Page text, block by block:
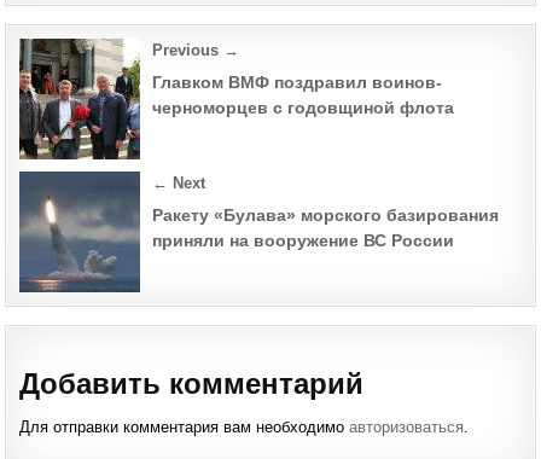
Post
navigation
Previous →
Главком ВМФ поздравил воинов-
черноморцев с годовщиной флота
← Next
Ракету «Булава» морского базирования
приняли на вооружение ВС России
Добавить комментарий
Для отправки комментария вам необходимоавторизоваться